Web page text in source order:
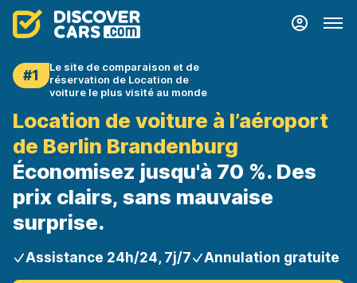
#1
Le site de comparaison et de
réservation de Location de
voiture le plus visité au monde
Location de voiture à l’aéroport
de Berlin Brandenburg
Économisez jusqu'à 70 %. Des
prix clairs, sans mauvaise
surprise.
Assistance 24h/24, 7j/7 Annulation gratuite